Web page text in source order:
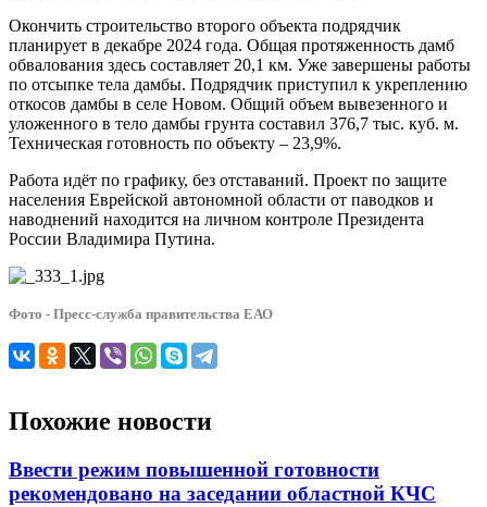
Окончить строительство второго объекта подрядчик
планирует в декабре 2024 года. Общая протяженность дамб
обвалования здесь составляет 20,1 км. Уже завершены работы
по отсыпке тела дамбы. Подрядчик приступил к укреплению
откосов дамбы в селе Новом. Общий объем вывезенного и
уложенного в тело дамбы грунта составил 376,7 тыс. куб. м.
Техническая готовность по объекту – 23,9%.
Работа идёт по графику, без отставаний. Проект по защите
населения Еврейской автономной области от паводков и
наводнений находится на личном контроле Президента
России Владимира Путина.
Фото - Пресс-служба правительства ЕАО
Похожие новости
Ввести режим повышенной готовности
рекомендовано на заседании областной КЧС